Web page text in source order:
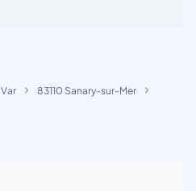
Var 83110 Sanary-sur-Mer